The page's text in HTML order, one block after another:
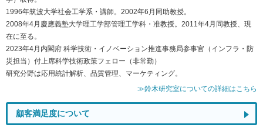
1996年筑波大学社会工学系・講師。2002年6月同助教授。
2008年4月慶應義塾大学理工学部管理工学科・准教授。2011年4月同教授、現
在に至る。
2023年4月内閣府 科学技術・イノベーション推進事務局参事官（インフラ・防
災担当）付上席科学技術政策フェロー（非常勤）
研究分野は応用統計解析、品質管理、マーケティング。
≫鈴木研究室についての詳細はこちら
顧客満足度について